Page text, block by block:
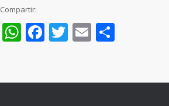
Compartir:
WhatsApp
Facebook
Twitter
Email